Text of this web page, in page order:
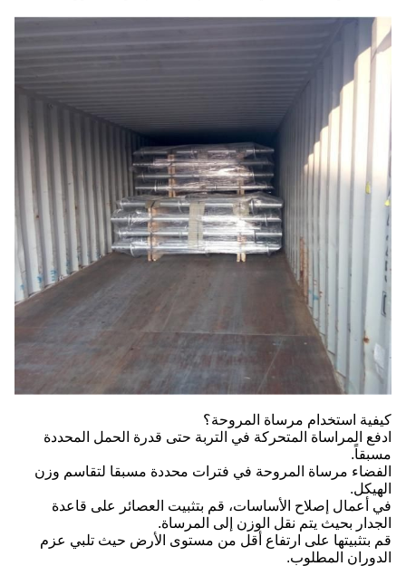
كيفية استخدام مرساة المروحة؟
ادفع المراساة المتحركة في التربة حتى قدرة الحمل المحددة
مسبقاً.
الفضاء مرساة المروحة في فترات محددة مسبقا لتقاسم وزن
الهيكل.
في أعمال إصلاح الأساسات، قم بتثبيت العصائر على قاعدة
الجدار بحيث يتم نقل الوزن إلى المرساة.
قم بتثبيتها على ارتفاع أقل من مستوى الأرض حيث تلبي عزم
الدوران المطلوب.